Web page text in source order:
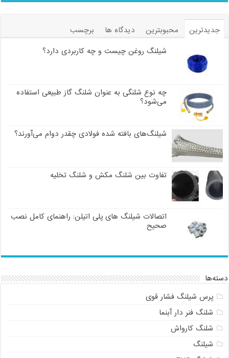
جدیدترین محبوبترین دیدگاه ها
برچسب
شیلنگ روغن چیست و چه کاربردی دارد؟
چه نوع شلنگی به عنوان شلنگ گاز طبیعی استفاده
می‌شود؟
شیلنگ‌های بافته شده فولادی چقدر دوام می‌آورند؟
تفاوت بین شلنگ مکش و شلنگ تخلیه
اتصالات شیلنگ های پلی اتیلن: راهنمای کامل نصب
صحیح
دسته‌ها
پرس شیلنگ فشار قوی
شلنگ فنر دار آبنما
شلنگ کارواش
شیلنگ